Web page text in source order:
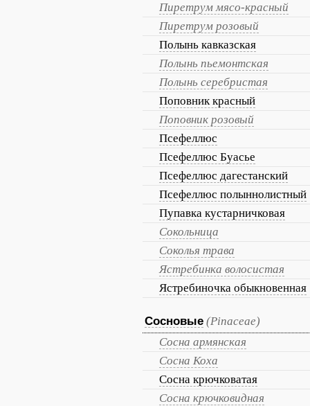
Пиретрум мясо-красный
Пиретрум розовый
Полынь кавказская
Полынь пьемонтская
Полынь серебристая
Поповник красный
Поповник розовый
Псефеллюс
Псефеллюс Буасье
Псефеллюс дагестанский
Псефеллюс полыннолистный
Пупавка кустарничковая
Сокольница
Соколья трава
Ястребинка волосистая
Ястребиночка обыкновенная
Сосновые (Pinaceae)
Сосна армянская
Сосна Коха
Сосна крючковатая
Сосна крючковидная